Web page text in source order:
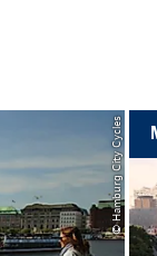
© Hamburg City Cycles